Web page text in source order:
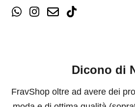
Dicono di
FravShop oltre ad avere dei